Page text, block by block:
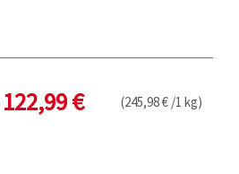
122,99 € (245,98 € /1 kg)